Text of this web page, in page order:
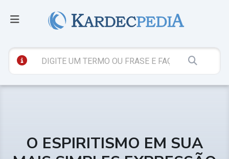
O ESPIRITISMO EM SUA